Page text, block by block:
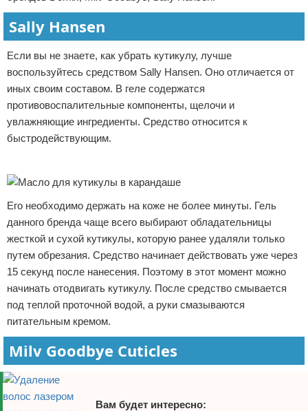
Sally Hansen
Если вы не знаете, как убрать кутикулу, лучше
воспользуйтесь средством Sally Hansen. Оно отличается от
иных своим составом. В геле содержатся
противовоспалительные компоненты, щелочи и
увлажняющие ингредиенты. Средство относится к
быстродействующим.
Его необходимо держать на коже не более минуты. Гель
данного бренда чаще всего выбирают обладательницы
жесткой и сухой кутикулы, которую ранее удаляли только
путем обрезания. Средство начинает действовать уже через
15 секунд после нанесения. Поэтому в этот момент можно
начинать отодвигать кутикулу. После средство смывается
под теплой проточной водой, а руки смазываются
питательным кремом.
Milv Goodbye Cuticles
Вам будет интересно: